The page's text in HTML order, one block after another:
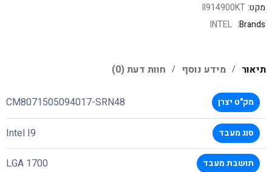
מקט:II914900KT
Brands:
INTEL
תיאור מידע נוסף חוות דעת (0)
מק"ט יצרן CM8071505094017-SRN48
סוג מעבד Intel I9
תושבת מעבד LGA 1700